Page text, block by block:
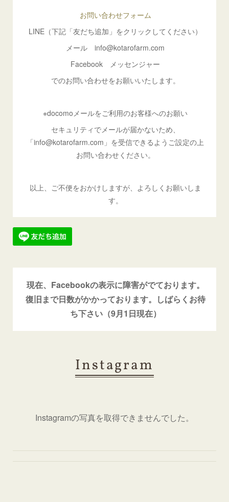
お問い合わせフォーム
LINE（下記「友だち追加」をクリックしてください）
メール info@kotarofarm.com
Facebook メッセンジャー
でのお問い合わせをお願いいたします。
※docomoメールをご利用のお客様へのお願い
セキュリティでメールが届かないため、
「info@kotarofarm.com」を受信できるようご設定の上
お問い合わせください。
以上、ご不便をおかけしますが、よろしくお願いしま
す。
現在、Facebookの表示に障害がでております。
復旧まで日数がかかっております。しばらくお待
ち下さい（9月1日現在）
Instagram
Instagramの写真を取得できませんでした。